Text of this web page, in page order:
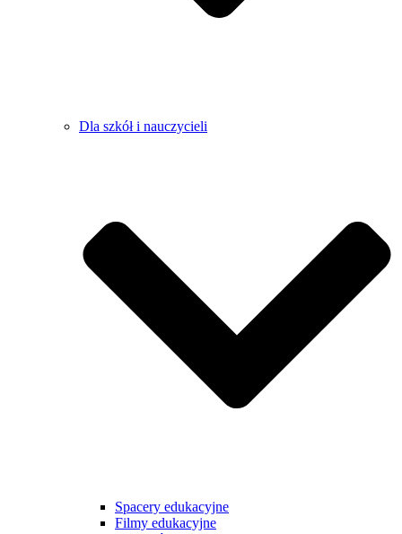
Dla szkół i nauczycieli
Spacery edukacyjne
Filmy edukacyjne